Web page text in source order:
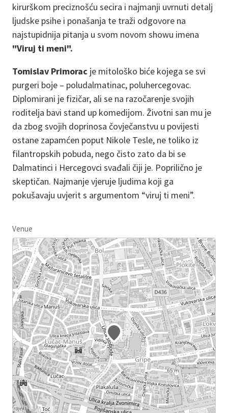
kirurškom preciznošću secira i najmanji uvrnuti detalj
ljudske psihe i ponašanja te traži odgovore na
najstupidnija pitanja u svom novom showu imena
"Viruj ti meni".
Tomislav Primorac je mitološko biće kojega se svi
purgeri boje – poludalmatinac, poluhercegovac.
Diplomirani je fizičar, ali se na razočarenje svojih
roditelja bavi stand up komedijom. Životni san mu je
da zbog svojih doprinosa čovječanstvu u povijesti
ostane zapamćen poput Nikole Tesle, ne toliko iz
filantropskih pobuda, nego čisto zato da bi se
Dalmatinci i Hercegovci svađali čiji je. Poprilično je
skeptičan. Najmanje vjeruje ljudima koji ga
pokušavaju uvjerit s argumentom “viruj ti meni”.
Venue